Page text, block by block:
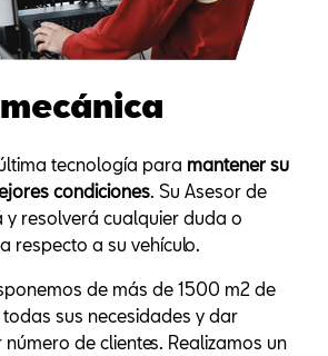
tecnología para mantener su
condiciones. Su Asesor de
y resolverá cualquier duda o
respecto a su vehículo.
de más de 1500 m2 de
sus necesidades y dar
de clientes. Realizamos un